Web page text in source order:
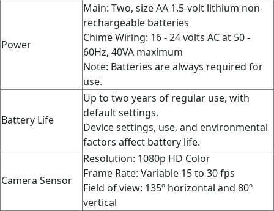
Power
Main: Two, size AA 1.5-volt lithium non-
rechargeable batteries
Chime Wiring: 16 - 24 volts AC at 50 -
60Hz, 40VA maximum
Note: Batteries are always required for
use.
Battery Life
Up to two years of regular use, with
default settings.
Device settings, use, and environmental
factors affect battery life.
Camera Sensor
Resolution: 1080p HD Color
Frame Rate: Variable 15 to 30 fps
Field of view: 135º horizontal and 80º
vertical